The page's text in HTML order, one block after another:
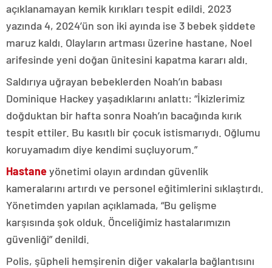
açıklanamayan kemik kırıkları tespit edildi. 2023
yazında 4, 2024’ün son iki ayında ise 3 bebek şiddete
maruz kaldı. Olayların artması üzerine hastane, Noel
arifesinde yeni doğan ünitesini kapatma kararı aldı.
Saldırıya uğrayan bebeklerden Noah’ın babası
Dominique Hackey yaşadıklarını anlattı: “İkizlerimiz
doğduktan bir hafta sonra Noah’ın bacağında kırık
tespit ettiler. Bu kasıtlı bir çocuk istismarıydı. Oğlumu
koruyamadım diye kendimi suçluyorum.”
Hastaneyönetimi olayın ardından güvenlik
kameralarını artırdı ve personel eğitimlerini sıklaştırdı.
Yönetimden yapılan açıklamada, “Bu gelişme
karşısında şok olduk. Önceliğimiz hastalarımızın
güvenliği” denildi.
Polis, şüpheli hemşirenin diğer vakalarla bağlantısını